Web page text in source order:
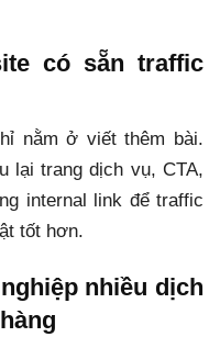
có sẵn traffic
nằm ở viết thêm bài.
lại trang dịch vụ, CTA,
internal link để traffic
tốt hơn.
nhiều dịch